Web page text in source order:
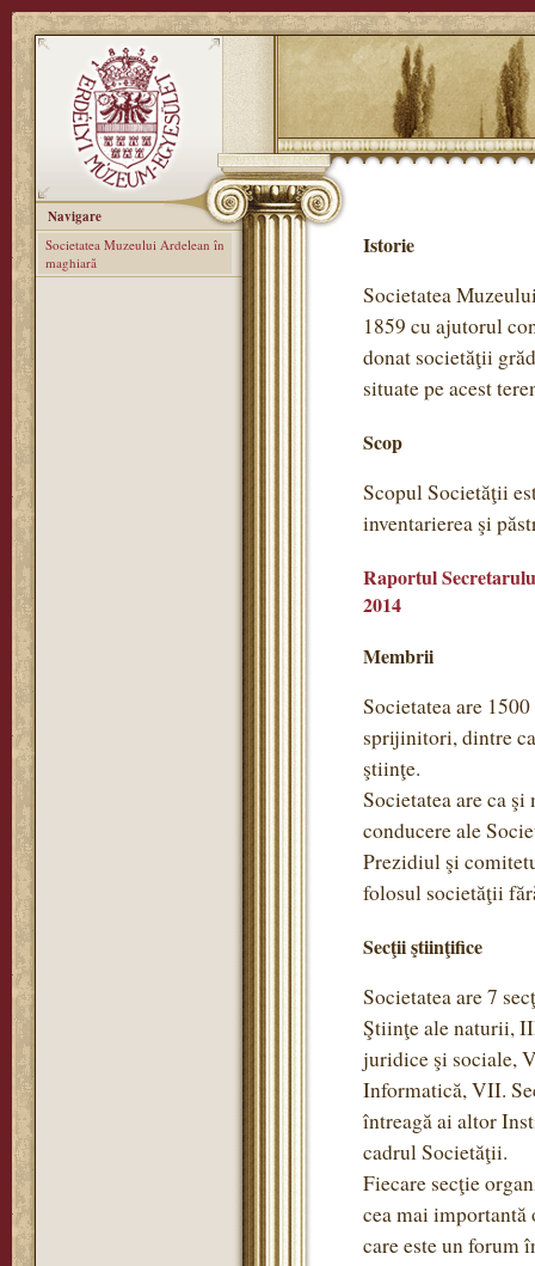
Navigare
Societatea Muzeului Ardelean în
maghiară
Istorie
Societatea
1859 cu ajutorul
donat societăţii
situate pe acest
Scop
Scopul Societăţii
inventarierea şi
Raportul
2014
Membrii
Societatea are
sprijinitori, dintre
ştiinţe.
Societatea are ca
conducere ale
Prezidiul şi
folosul societăţii
Secţii ştiinţifice
Societatea are 7
Ştiinţe ale naturii,
juridice şi sociale,
Informatică, VII.
întreagă ai altor
cadrul Societăţii.
Fiecare secţie
cea mai
care este un